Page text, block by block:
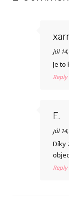
júl
Je to
Reply
E.
júl
Díky
Reply